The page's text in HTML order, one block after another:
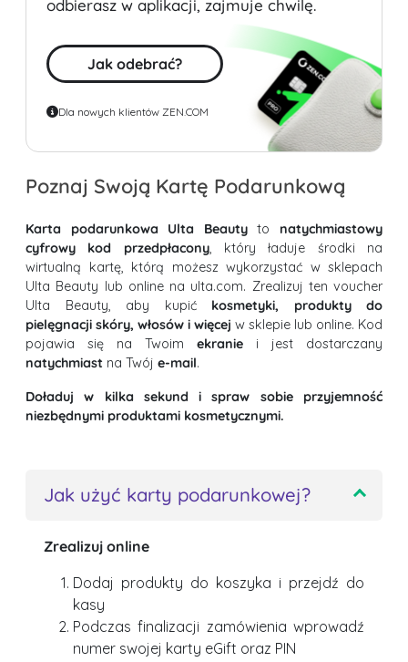
odbierasz w aplikacji, zajmuje chwilę.
Jak odebrać?
Dla nowych klientów ZEN.COM
Poznaj Swoją Kartę Podarunkową
Karta podarunkowa Ulta Beautyto natychmiastowy
cyfrowy kod przedpłacony, który ładuje środki na
wirtualną kartę, którą możesz wykorzystać w sklepach
Ulta Beauty lub online na ulta.com. Zrealizuj ten voucher
Ulta Beauty, aby kupić kosmetyki, produkty do
pielęgnacji skóry, włosów i więcej w sklepie lub online. Kod
pojawia się na Twoim ekranie i jest dostarczany
natychmiast na Twój e-mail.
Doładuj w kilka sekund i spraw sobie przyjemność
niezbędnymi produktami kosmetycznymi.
Jak użyć karty podarunkowej?
Zrealizuj online
Dodaj produkty do koszyka i przejdź do
kasy
Podczas finalizacji zamówienia wprowadź
numer swojej karty eGift oraz PIN